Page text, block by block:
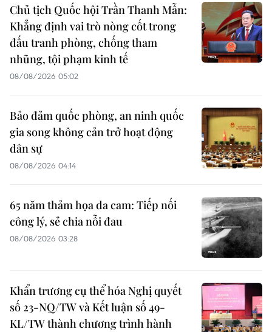
Chủ tịch Quốc hội Trần Thanh Mẫn:
Khẳng định vai trò nòng cốt trong
đấu tranh phòng, chống tham
nhũng, tội phạm kinh tế
08/08/2026 05:02
Bảo đảm quốc phòng, an ninh quốc
gia song không cản trở hoạt động
dân sự
08/08/2026 04:14
65 năm thảm họa da cam: Tiếp nối
công lý, sẻ chia nỗi đau
08/08/2026 03:28
Khẩn trương cụ thể hóa Nghị quyết
số 23-NQ/TW và Kết luận số 49-
KL/TW thành chương trình hành